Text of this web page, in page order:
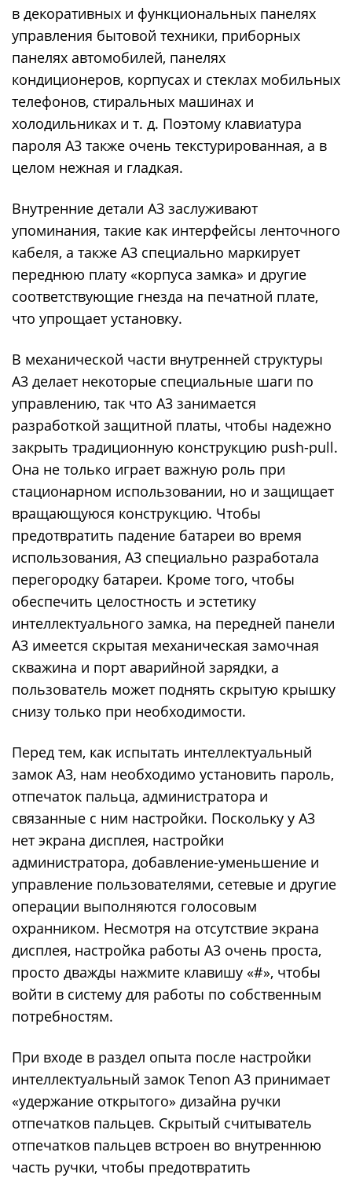
в декоративных и функциональных панелях
управления бытовой техники, приборных
панелях автомобилей, панелях
кондиционеров, корпусах и стеклах мобильных
телефонов, стиральных машинах и
холодильниках и т. д. Поэтому клавиатура
пароля A3 также очень текстурированная, а в
целом нежная и гладкая.
Внутренние детали A3 заслуживают
упоминания, такие как интерфейсы ленточного
кабеля, а также A3 специально маркирует
переднюю плату «корпуса замка» и другие
соответствующие гнезда на печатной плате,
что упрощает установку.
В механической части внутренней структуры
A3 делает некоторые специальные шаги по
управлению, так что A3 занимается
разработкой защитной платы, чтобы надежно
закрыть традиционную конструкцию push-pull.
Она не только играет важную роль при
стационарном использовании, но и защищает
вращающуюся конструкцию. Чтобы
предотвратить падение батареи во время
использования, A3 специально разработала
перегородку батареи. Кроме того, чтобы
обеспечить целостность и эстетику
интеллектуального замка, на передней панели
A3 имеется скрытая механическая замочная
скважина и порт аварийной зарядки, а
пользователь может поднять скрытую крышку
снизу только при необходимости.
Перед тем, как испытать интеллектуальный
замок A3, нам необходимо установить пароль,
отпечаток пальца, администратора и
связанные с ним настройки. Поскольку у A3
нет экрана дисплея, настройки
администратора, добавление-уменьшение и
управление пользователями, сетевые и другие
операции выполняются голосовым
охранником. Несмотря на отсутствие экрана
дисплея, настройка работы A3 очень проста,
просто дважды нажмите клавишу «#», чтобы
войти в систему для работы по собственным
потребностям.
При входе в раздел опыта после настройки
интеллектуальный замок Tenon A3 принимает
«удержание открытого» дизайна ручки
отпечатков пальцев. Скрытый считыватель
отпечатков пальцев встроен во внутреннюю
часть ручки, чтобы предотвратить